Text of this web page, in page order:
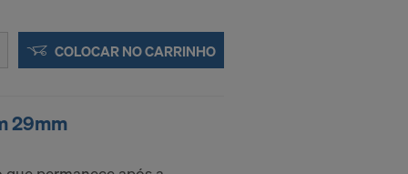
COLOCAR NO CARRINHO
29mm
possuir
IP